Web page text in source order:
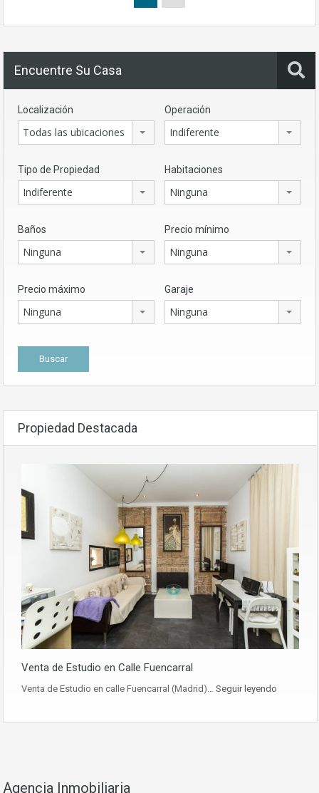
Encuentre Su Casa
Localización
Todas las ubicaciones
Operación
Indiferente
Tipo de Propiedad
Indiferente
Habitaciones
Ninguna
Baños
Ninguna
Precio mínimo
Ninguna
Precio máximo
Ninguna
Garaje
Ninguna
Propiedad Destacada
Venta de Estudio en Calle Fuencarral
Venta de Estudio en calle Fuencarral (Madrid)… Seguir leyendo
Agencia Inmobiliaria